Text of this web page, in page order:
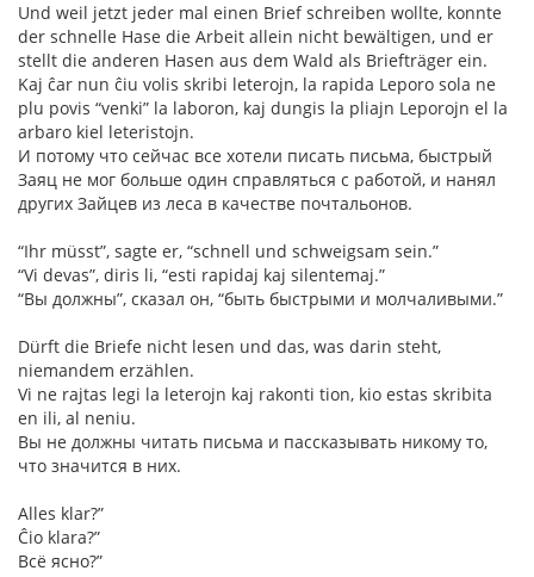
Und weil jetzt jeder mal einen Brief schreiben wollte, konnte
der schnelle Hase die Arbeit allein nicht bewältigen, und er
stellt die anderen Hasen aus dem Wald als Briefträger ein.
Kaj ĉar nun ĉiu volis skribi leterojn, la rapida Leporo sola ne
plu povis “venki” la laboron, kaj dungis la pliajn Leporojn el la
arbaro kiel leteristojn.
И потому что сейчас все хотели писать письма, быстрый
Заяц не мог больше один справляться с работой, и нанял
других Зайцев из леса в качестве почтальонов.
“Ihr müsst”, sagte er, “schnell und schweigsam sein.”
“Vi devas”, diris li, “esti rapidaj kaj silentemaj.”
“Вы должны”, сказал он, “быть быстрыми и молчаливыми.”
Dürft die Briefe nicht lesen und das, was darin steht,
niemandem erzählen.
Vi ne rajtas legi la leterojn kaj rakonti tion, kio estas skribita
en ili, al neniu.
Вы не должны читать письма и пассказывать никому то,
что значится в них.
Alles klar?”
Ĉio klara?”
Всё ясно?”